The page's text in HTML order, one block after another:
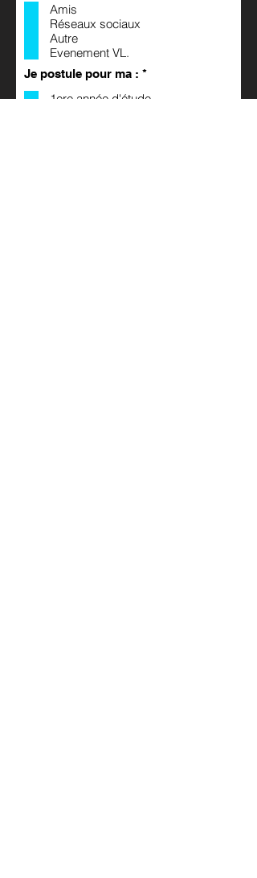
i
g
t
i
Amis
Réseaux sociaux
Autre
Evenement VL.
Je postule pour ma : *O
l
1ere année d'étude